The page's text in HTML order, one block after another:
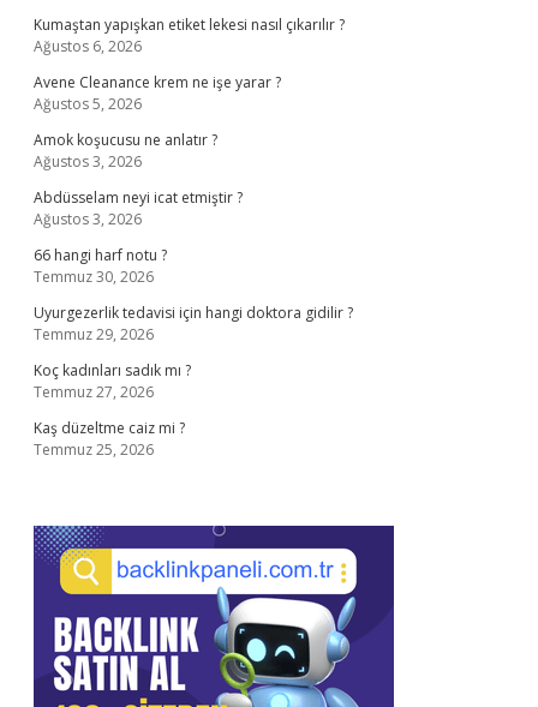
Kumaştan yapışkan etiket lekesi nasıl çıkarılır ?
Ağustos 6, 2026
Avene Cleanance krem ne işe yarar ?
Ağustos 5, 2026
Amok koşucusu ne anlatır ?
Ağustos 3, 2026
Abdüsselam neyi icat etmiştir ?
Ağustos 3, 2026
66 hangi harf notu ?
Temmuz 30, 2026
Uyurgezerlik tedavisi için hangi doktora gidilir ?
Temmuz 29, 2026
Koç kadınları sadık mı ?
Temmuz 27, 2026
Kaş düzeltme caiz mi ?
Temmuz 25, 2026